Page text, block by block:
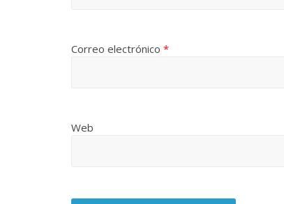
Correo electrónico *
Web